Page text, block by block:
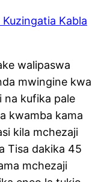
Kabla
walipaswa
mwingine kwa
na kufika pale
kwamba kama
kila mchezaji
Tisa dakika 45
mchezaji